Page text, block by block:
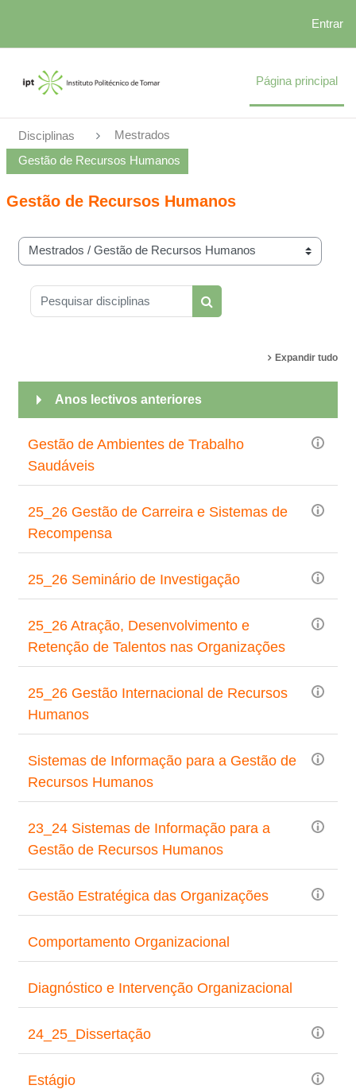
Entrar
Página principal
Disciplinas Mestrados
Gestão de Recursos Humanos
Gestão de Recursos Humanos
Categorias de disciplinas
Pesquisar disciplinas
Pesquisar disciplinas
Expandir tudo
Anos lectivos anteriores
Gestão de Ambientes de Trabalho
Saudáveis
25_26 Gestão de Carreira e Sistemas de
Recompensa
25_26 Seminário de Investigação
25_26 Atração, Desenvolvimento e
Retenção de Talentos nas Organizações
25_26 Gestão Internacional de Recursos
Humanos
Sistemas de Informação para a Gestão de
Recursos Humanos
23_24 Sistemas de Informação para a
Gestão de Recursos Humanos
Gestão Estratégica das Organizações
Comportamento Organizacional
Diagnóstico e Intervenção Organizacional
24_25_Dissertação
Estágio